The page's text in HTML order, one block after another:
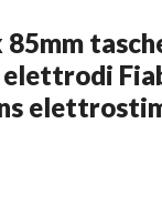
85mm